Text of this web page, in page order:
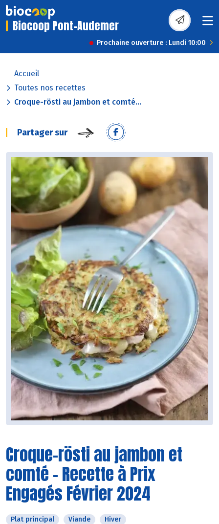
Biocoop Pont-Audemer
Prochaine ouverture : Lundi 10:00
Accueil
Toutes nos recettes
Croque-rösti au jambon et comté...
Partager sur
Croque-rösti au jambon et
comté - Recette à Prix
Engagés Février 2024
Plat principal Viande Hiver